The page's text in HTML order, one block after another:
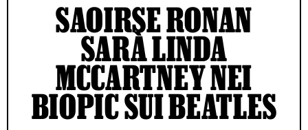
SAOIRSE RONAN
SARÀ LINDA
MCCARTNEY NEI
BIOPIC SUI BEATLES